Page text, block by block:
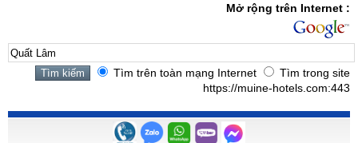
Mở rộng trên Internet :
Tìm trên toàn mạng Internet
Tìm trong site
https://muine-hotels.com:443